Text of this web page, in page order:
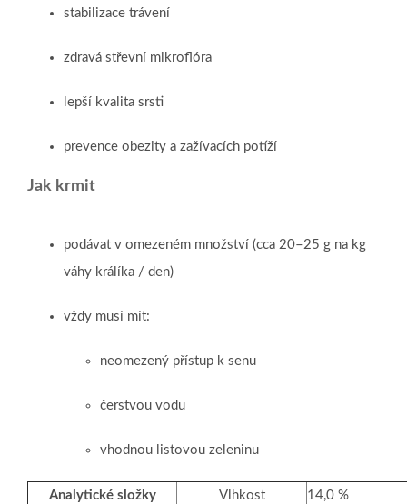
stabilizace trávení
zdravá střevní mikroflóra
lepší kvalita srsti
prevence obezity a zažívacích potíží
Jak krmit
podávat v omezeném množství (cca 20–25 g na kg
váhy králíka / den)
vždy musí mít:
neomezený přístup k senu
čerstvou vodu
vhodnou listovou zeleninu
Analytické složky Vlhkost 14,0 %